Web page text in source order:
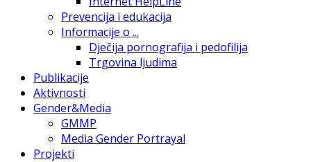
Prevencija i edukacija
Informacije o ...
Dječija pornografija i pedofilija
Trgovina ljudima
Publikacije
Aktivnosti
Gender&Media
GMMP
Media Gender Portrayal
Projekti